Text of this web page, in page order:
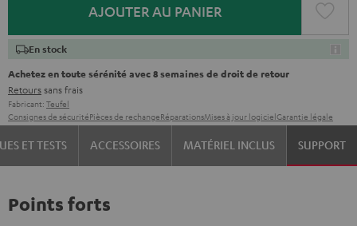
AJOUTER AU PANIER
En stock
Achetez en toute sérénité avec 8 semaines de droit de retour
Retourssans frais
Fabricant: Teufel
Consignes de sécuritéPièces de rechangeRéparationsMises à jour logicielGarantie légale
ET TESTS ACCESSOIRES MATÉRIEL INCLUS SUPPORT
Points forts